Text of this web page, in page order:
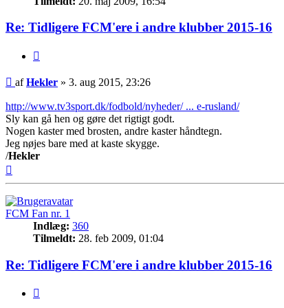
Re: Tidligere FCM'ere i andre klubber 2015-16
Indlæg
afHekler » 3. aug 2015, 23:26
http://www.tv3sport.dk/fodbold/nyheder/ ... e-rusland/
Sly kan gå hen og gøre det rigtigt godt.
Nogen kaster med brosten, andre kaster håndtegn.
Jeg nøjes bare med at kaste skygge.
/Hekler
FCM Fan nr. 1
Indlæg: 360
Tilmeldt: 28. feb 2009, 01:04
Re: Tidligere FCM'ere i andre klubber 2015-16